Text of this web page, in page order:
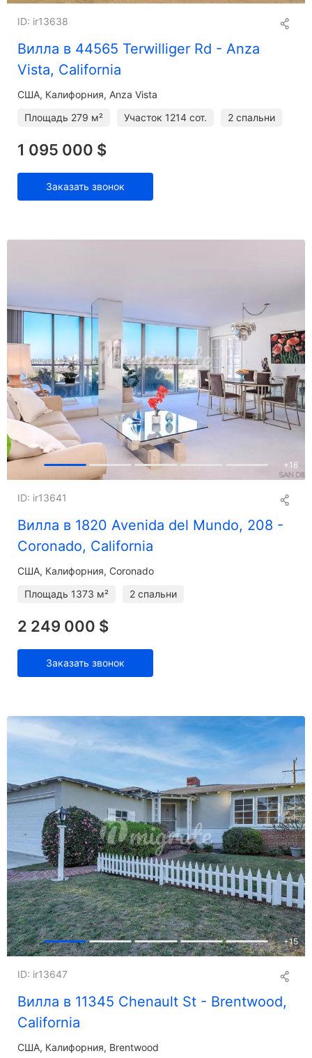
Вилла в 44565 Terwilliger Rd - Anza
Vista, California
ID: ir13638
США, Калифорния, Anza Vista
Площадь 279 м² Участок 1214 сот. 2 спальни
1 095 000 $
Заказать звонок
+16
Вилла в 1820 Avenida del Mundo, 208 -
Coronado, California
ID: ir13641
США, Калифорния, Coronado
Площадь 1373 м² 2 спальни
2 249 000 $
Заказать звонок
+15
Вилла в 11345 Chenault St - Brentwood,
California
ID: ir13647
США, Калифорния, Brentwood